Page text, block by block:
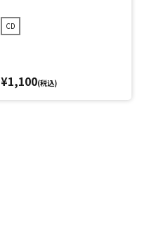
CD
¥1,100(税込)